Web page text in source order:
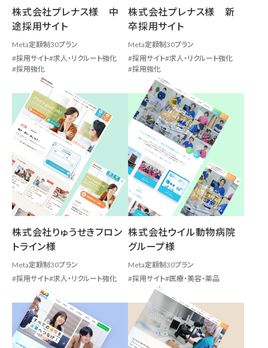
株式会社プレナス様 中
途採用サイト
Meta定額制30プラン
採用サイト 求人・リクルート強化
採用強化
株式会社プレナス様 新
卒採用サイト
Meta定額制30プラン
採用サイト 求人・リクルート強化
採用強化
株式会社りゅうせきフロン
トライン様
Meta定額制30プラン
採用サイト 求人・リクルート強化
株式会社ウイル動物病院
グループ様
Meta定額制30プラン
採用サイト 医療・美容・薬品